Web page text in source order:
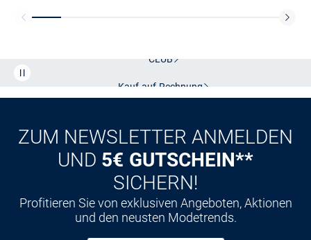
CLUB
Kauf auf Rechnung
ZUM NEWSLETTER ANMELDEN
UND 5€ GUTSCHEIN**
SICHERN!
Profitieren Sie von exklusiven Angeboten, Aktionen
und den neusten Modetrends.